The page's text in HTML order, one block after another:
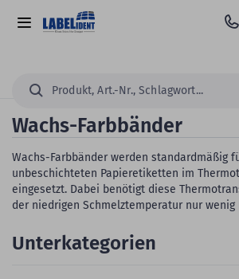
Hauptinhalt
springen
Alle
Suchen...
Wachs-Farbbänder
Wachs-Farbbänder werden standardmäßig
unbeschichteten Papieretiketten im
eingesetzt. Dabei benötigt diese
der niedrigen Schmelztemperatur nur wenig
Unterkategorien